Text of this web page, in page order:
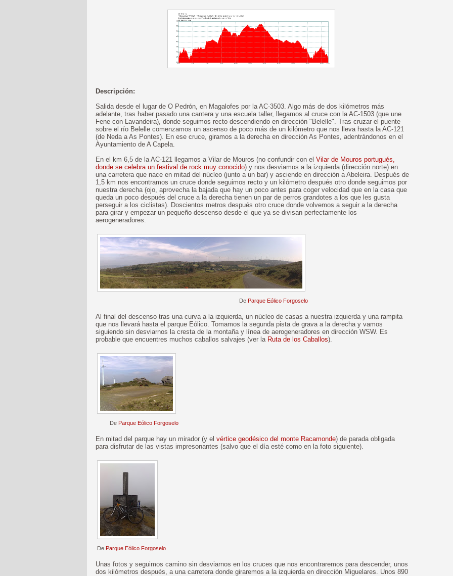
Descripción:
Salida desde el lugar de O Pedrón, en Magalofes por la AC-3503. Algo más de dos kilómetros más
adelante, tras haber pasado una cantera y una escuela taller, llegamos al cruce con la AC-1503 (que une
Fene con Lavandeira), donde seguimos recto descendiendo en dirección "Belelle". Tras cruzar el puente
sobre el río Belelle comenzamos un ascenso de poco más de un kilómetro que nos lleva hasta la AC-121
(de Neda a As Pontes). En ese cruce, giramos a la derecha en dirección As Pontes, adentrándonos en el
Ayuntamiento de A Capela.
En el km 6,5 de la AC-121 llegamos a Vilar de Mouros (no confundir con el Vilar de Mouros portugués,
donde se celebra un festival de rock muy conocido) y nos desviamos a la izquierda (dirección norte) en
una carretera que nace en mitad del núcleo (junto a un bar) y asciende en dirección a Abeleira. Después de
1,5 km nos encontramos un cruce donde seguimos recto y un kilómetro después otro donde seguimos por
nuestra derecha (ojo, aprovecha la bajada que hay un poco antes para coger velocidad que en la casa que
queda un poco después del cruce a la derecha tienen un par de perros grandotes a los que les gusta
perseguir a los ciclistas). Doscientos metros después otro cruce donde volvemos a seguir a la derecha
para girar y empezar un pequeño descenso desde el que ya se divisan perfectamente los
aerogeneradores.
De Parque Eólico Forgoselo
Al final del descenso tras una curva a la izquierda, un núcleo de casas a nuestra izquierda y una rampita
que nos llevará hasta el parque Eólico. Tomamos la segunda pista de grava a la derecha y vamos
siguiendo sin desviarnos la cresta de la montaña y línea de aerogeneradores en dirección WSW. Es
probable que encuentres muchos caballos salvajes (ver la Ruta de los Caballos).
De Parque Eólico Forgoselo
En mitad del parque hay un mirador (y el vértice geodésico del monte Racamonde) de parada obligada
para disfrutar de las vistas impresonantes (salvo que el día esté como en la foto siguiente).
De Parque Eólico Forgoselo
Unas fotos y seguimos camino sin desviarnos en los cruces que nos encontraremos para descender, unos
dos kilómetros después, a una carretera donde giraremos a la izquierda en dirección Miguelares. Unos 890